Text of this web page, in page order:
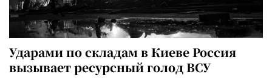
Ударами по складам в Киеве Россия
вызывает ресурсный голод ВСУ